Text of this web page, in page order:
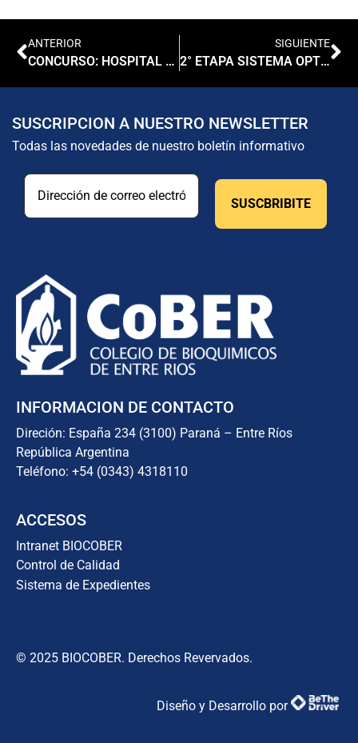
ANTERIOR
CONCURSO: HOSPITAL "MANUEL BELGRANO" URDINARRAIN
SIGUIENTE
2° ETAPA SISTEMA OPTIMI: CRONOGRAMA DE CHARLAS INFORMATIVAS EN EL INTERIOR
SUSCRIPCION A NUESTRO NEWSLETTER
Todas las novedades de nuestro boletín informativo
INFORMACION DE CONTACTO
Direción: España 234 (3100) Paraná – Entre Ríos
República Argentina
Teléfono: +54 (0343) 4318110
ACCESOS
Intranet BIOCOBER
Control de Calidad
Sistema de Expedientes
© 2025 BIOCOBER. Derechos Revervados.
Diseño y Desarrollo por